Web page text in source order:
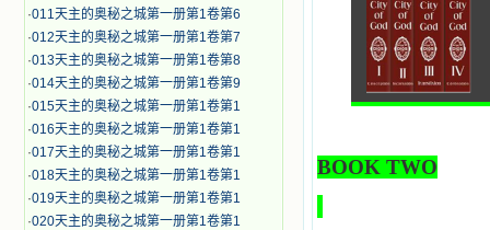
·011天主的奥秘之城第一册第1卷第6
·012天主的奥秘之城第一册第1卷第7
·013天主的奥秘之城第一册第1卷第8
·014天主的奥秘之城第一册第1卷第9
·015天主的奥秘之城第一册第1卷第1
·016天主的奥秘之城第一册第1卷第1
·017天主的奥秘之城第一册第1卷第1
·018天主的奥秘之城第一册第1卷第1
·019天主的奥秘之城第一册第1卷第1
·020天主的奥秘之城第一册第1卷第1
BOOK TWO